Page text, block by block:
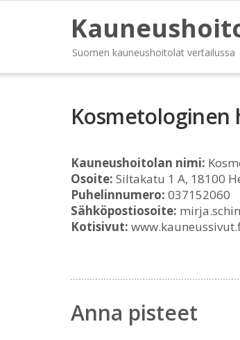
Suomen kauneushoitolat vertailussa
Kosmetologinen
Kauneushoitolan nimi:
Osoite: Siltakatu 1 A, 18100
Puhelinnumero: 037152060
Sähköpostiosoite:
Kotisivut:
Anna pisteet